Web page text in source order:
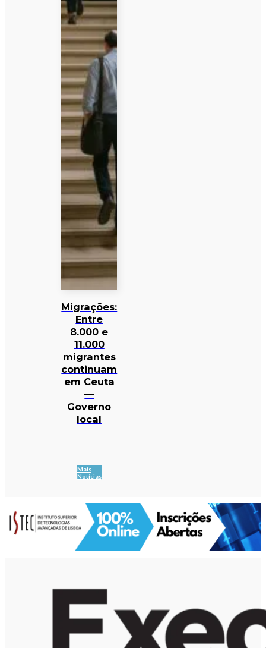
Migrações:
Entre
8.000 e
11.000
migrantes
continuam
em Ceuta
—
Governo
local
Mais
Notícias